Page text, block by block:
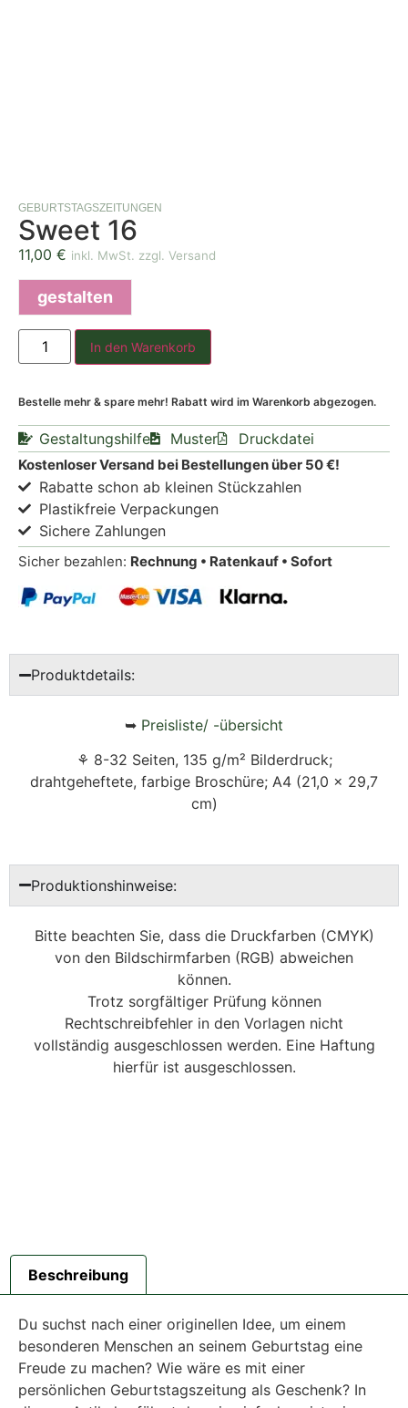
GEBURTSTAGSZEITUNGEN
Sweet 16
11,00 € inkl. MwSt. zzgl. Versand
gestalten
In den Warenkorb
Bestelle mehr & spare mehr! Rabatt wird im Warenkorb abgezogen.
Gestaltungshilfe Muster Druckdatei
Kostenloser Versand bei Bestellungen über 50 €!
Rabatte schon ab kleinen Stückzahlen
Plastikfreie Verpackungen
Sichere Zahlungen
Sicher bezahlen: Rechnung • Ratenkauf • Sofort
Produktdetails:
➥ Preisliste/ -übersicht
⚘ 8-32 Seiten, 135 g/m² Bilderdruck;
drahtgeheftete, farbige Broschüre; A4 (21,0 x 29,7
cm)
Produktionshinweise:
Bitte beachten Sie, dass die Druckfarben (CMYK)
von den Bildschirmfarben (RGB) abweichen
können.
Trotz sorgfältiger Prüfung können
Rechtschreibfehler in den Vorlagen nicht
vollständig ausgeschlossen werden. Eine Haftung
hierfür ist ausgeschlossen.
Beschreibung
Du suchst nach einer originellen Idee, um einem
besonderen Menschen an seinem Geburtstag eine
Freude zu machen? Wie wäre es mit einer
persönlichen Geburtstagszeitung als Geschenk? In